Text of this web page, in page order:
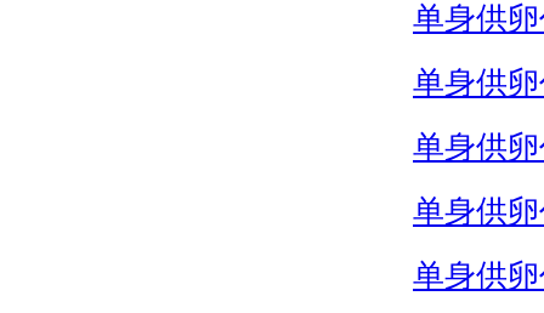
单身供
单身供
单身供
单身供
单身供